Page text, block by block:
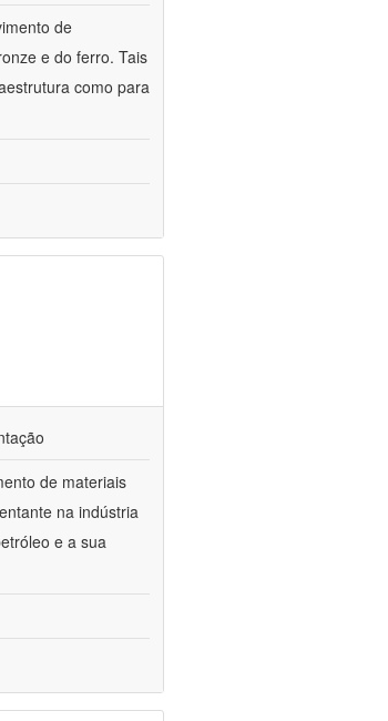
de
e do ferro. Tais
como para
de materiais
na indústria
e a sua